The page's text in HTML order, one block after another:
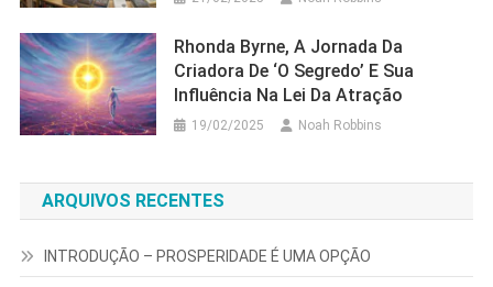
Rhonda Byrne, A Jornada Da
Criadora De ‘O Segredo’ E Sua
Influência Na Lei Da Atração
19/02/2025 Noah Robbins
ARQUIVOS RECENTES
INTRODUÇÃO – PROSPERIDADE É UMA OPÇÃO